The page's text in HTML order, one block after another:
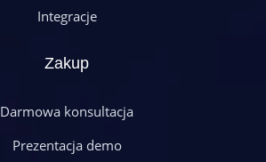
Integracje
Zakup
Darmowa konsultacja
Prezentacja demo